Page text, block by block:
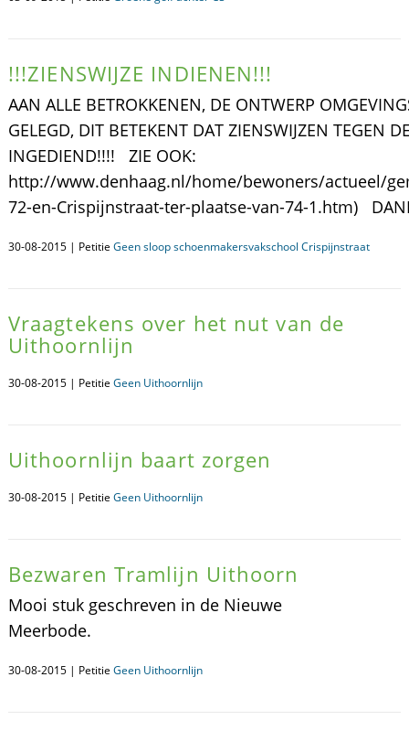
!!!ZIENSWIJZE INDIENEN!!!
AAN ALLE BETROKKENEN, DE ONTWERP
GELEGD, DIT BETEKENT DAT ZIENSWIJZEN TEGEN
INGEDIEND!!!! ZIE OOK:
http://www.denhaag.nl/home/bewoners/actueel/
72-en-Crispijnstraat-ter-plaatse-van-74-1.htm)
30-08-2015 | Petitie Geen sloop schoenmakersvakschool Crispijnstraat
Vraagtekens over het nut van de
Uithoornlijn
30-08-2015 | Petitie Geen Uithoornlijn
Uithoornlijn baart zorgen
30-08-2015 | Petitie Geen Uithoornlijn
Bezwaren Tramlijn Uithoorn
Mooi stuk geschreven in de Nieuwe
Meerbode.
30-08-2015 | Petitie Geen Uithoornlijn